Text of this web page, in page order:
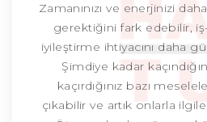
Zamanınızı ve enerjinizi
gerektiğini fark edebilir,
iyileştirme ihtiyacını daha
Şimdiye kadar
kaçırdığınız bazı
çıkabilir ve artık onlarla